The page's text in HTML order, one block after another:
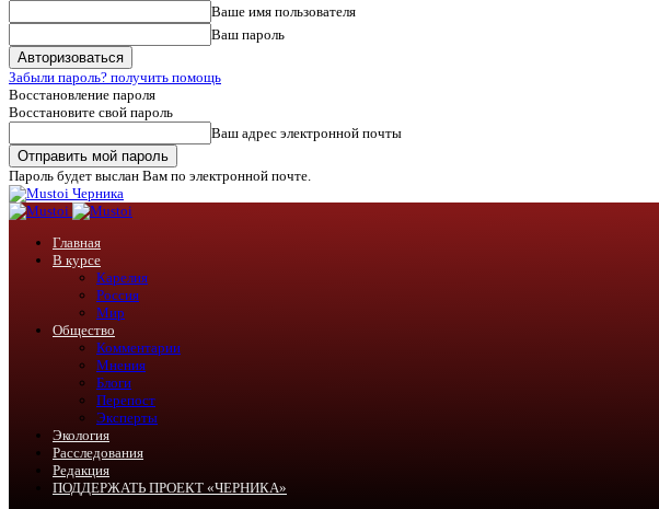
Ваше имя пользователя
Ваш пароль
Забыли пароль? получить помощь
Восстановление пароля
Восстановите свой пароль
Ваш адрес электронной почты
Пароль будет выслан Вам по электронной почте.
Черника
Главная
В курсе
Карелия
Россия
Мир
Общество
Комментарии
Мнения
Блоги
Перепост
Эксперты
Экология
Расследования
Редакция
ПОДДЕРЖАТЬ ПРОЕКТ «ЧЕРНИКА»